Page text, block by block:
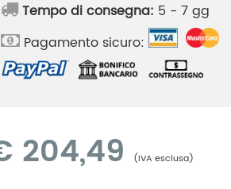
Tempo di consegna: 5 - 7 gg
Pagamento sicuro:
204,49 (IVA esclusa)